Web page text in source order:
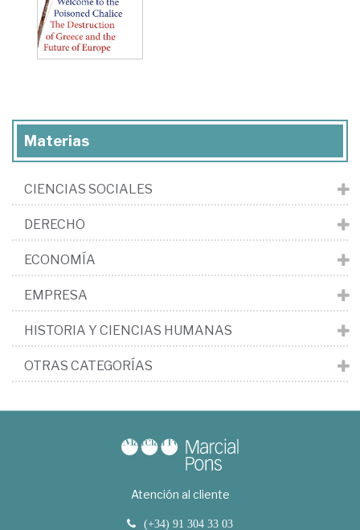
Materias
CIENCIAS SOCIALES
DERECHO
ECONOMÍA
EMPRESA
HISTORIA Y CIENCIAS HUMANAS
OTRAS CATEGORÍAS
Atención al cliente
(+34) 91 304 33 03